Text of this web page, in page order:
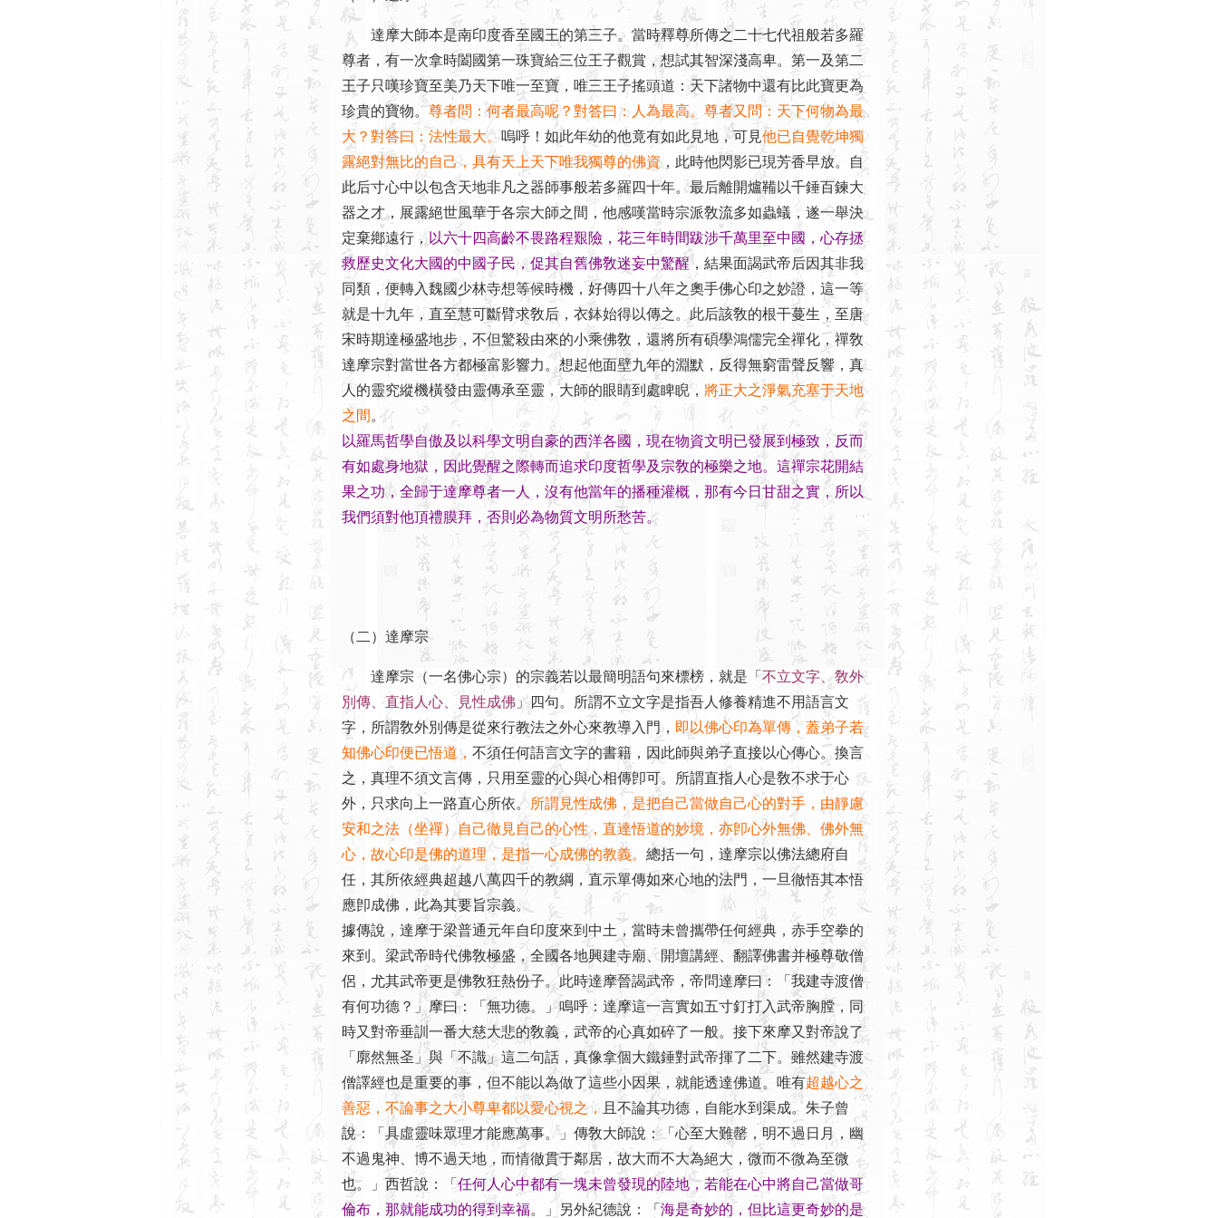
達摩大師本是南印度香至國王的第三子。當時釋尊所傳之二十七代祖般若多羅
尊者，有一次拿時闔國第一珠寶給三位王子觀賞，想試其智深淺高卑。第一及第二
王子只嘆珍寶至美乃天下唯一至寶，唯三王子搖頭道：天下諸物中還有比此寶更為
珍貴的寶物。尊者問：何者最高呢？對答曰：人為最高。尊者又問：天下何物為最
大？對答曰：法性最大。嗚呼！如此年幼的他竟有如此見地，可見他已自覺乾坤獨
露絕對無比的自己，具有天上天下唯我獨尊的佛資，此時他閃影已現芳香早放。自
此后寸心中以包含天地非凡之器師事般若多羅四十年。最后離開爐鞴以千錘百鍊大
器之才，展露絕世風華于各宗大師之間，他感嘆當時宗派敎流多如蟲蟻，遂一舉決
定棄鄕遠行， 以六十四高齡不畏路程艱險，花三年時間跋涉千萬里至中國，心存拯
救歷史文化大國的中國子民，促其自舊佛敎迷妄中驚醒，結果面謁武帝后因其非我
同類，便轉入魏國少林寺想等候時機，好傳四十八年之奧手佛心印之妙證，這一等
就是十九年，直至慧可斷臂求敎后，衣鉢始得以傳之。此后該敎的根干蔓生，至唐
宋時期達極盛地步，不但驚殺由來的小乘佛敎，還將所有碩學鴻儒完全禪化，禪敎
達摩宗對當世各方都極富影響力。想起他面壁九年的淵默，反得無窮雷聲反響，真
人的靈究縱機橫發由靈傳承至靈，大師的眼睛到處睥睨， 將正大之淨氣充塞于天地
之間 。
以羅馬哲學自傲及以科學文明自豪的西洋各國，現在物資文明已發展到極致，反而
有如處身地獄，因此覺醒之際轉而追求印度哲學及宗敎的極樂之地。這禪宗花開結
果之功，全歸于達摩尊者一人，沒有他當年的播種灌概，那有今日甘甜之實，所以
我們須對他頂禮膜拜，否則必為物質文明所愁苦。
（二）達摩宗
達摩宗（一名佛心宗）的宗義若以最簡明語句來標榜，就是「 不立文字、敎外
別傳、直指人心、見性成佛 」四句。所謂不立文字是指吾人修養精進不用語言文
字，所謂敎外別傳是從來行教法之外心來教導入門， 即以佛心印為單傳，蓋弟子若
知佛心印便已悟道， 不須任何語言文字的書籍，因此師與弟子直接以心傳心。換言
之，真理不須文言傳，只用至靈的心與心相傳卽可。所謂直指人心是敎不求于心
外，只求向上一路直心所依。 所謂見性成佛，是把自己當做自己心的對手，由靜慮
安和之法（坐禪）自己徹見自己的心性，直達悟道的妙境，亦卽心外無佛、佛外無
心，故心印是佛的道理，是指一心成佛的教義。 總括一句，達摩宗以佛法總府自
任，其所依經典超越八萬四千的教綱，直示單傳如來心地的法門，一旦徹悟其本悟
應卽成佛，此為其要旨宗義。
據傳說，達摩于梁普通元年自印度來到中土，當時未曾攜帶任何經典，赤手空拳的
來到。梁武帝時代佛敎極盛，全國各地興建寺廟、開壇講經、翻譯佛書并極尊敬僧
侶，尤其武帝更是佛敎狂熱份子。此時達摩晉謁武帝，帝問達摩曰：「我建寺渡僧
有何功德？」摩曰：「無功德。」鳴呼：達摩這一言實如五寸釘打入武帝胸膛，同
時又對帝垂訓一番大慈大悲的敎義，武帝的心真如碎了一般。接下來摩又對帝說了
「廓然無圣」與「不識」這二句話，真像拿個大鐵錘對武帝揮了二下。雖然建寺渡
僧譯經也是重要的事，但不能以為做了這些小因果，就能透達佛道。唯有超越心之
善惡，不論事之大小尊卑都以愛心視之， 且不論其功德，自能水到渠成。朱子曾
說：「具虛靈味眾理才能應萬事。」傳敎大師說：「心至大難罄，明不過日月，幽
不過鬼神、博不過天地，而情徹貫于鄰居，故大而不大為絕大，微而不微為至微
也。」西哲說：「任何人心中都有一塊未曾發現的陸地，若能在心中將自己當做哥
倫布，那就能成功的得到幸福。」另外紀德說：「 海是奇妙的，但比這更奇妙的是